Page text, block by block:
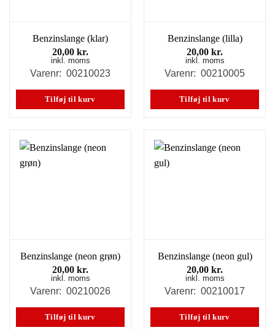
Benzinslange (klar)
20,00 kr.
inkl. moms
Varenr: 00210023
Tilføj til kurv
Benzinslange (lilla)
20,00 kr.
inkl. moms
Varenr: 00210005
Tilføj til kurv
Benzinslange (neon grøn)
20,00 kr.
inkl. moms
Varenr: 00210026
Tilføj til kurv
Benzinslange (neon gul)
20,00 kr.
inkl. moms
Varenr: 00210017
Tilføj til kurv